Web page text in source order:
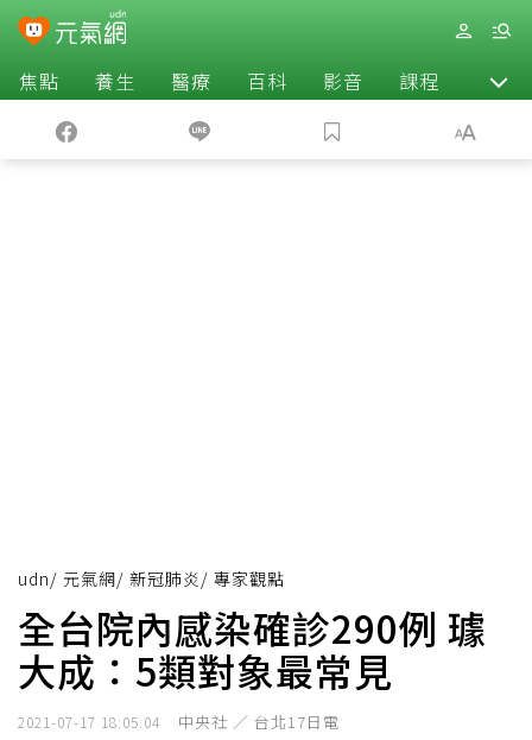
焦點 養生 醫療 百科 影音 課程 退休
udn/ 元氣網/ 新冠肺炎 / 專家觀點
全台院內感染確診290例 璩
大成：5類對象最常見
2021-07-17 18:05:04 中央社 ／ 台北17日電